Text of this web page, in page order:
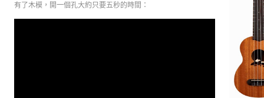
有了木模，開一個孔大約只要五秒的時間：